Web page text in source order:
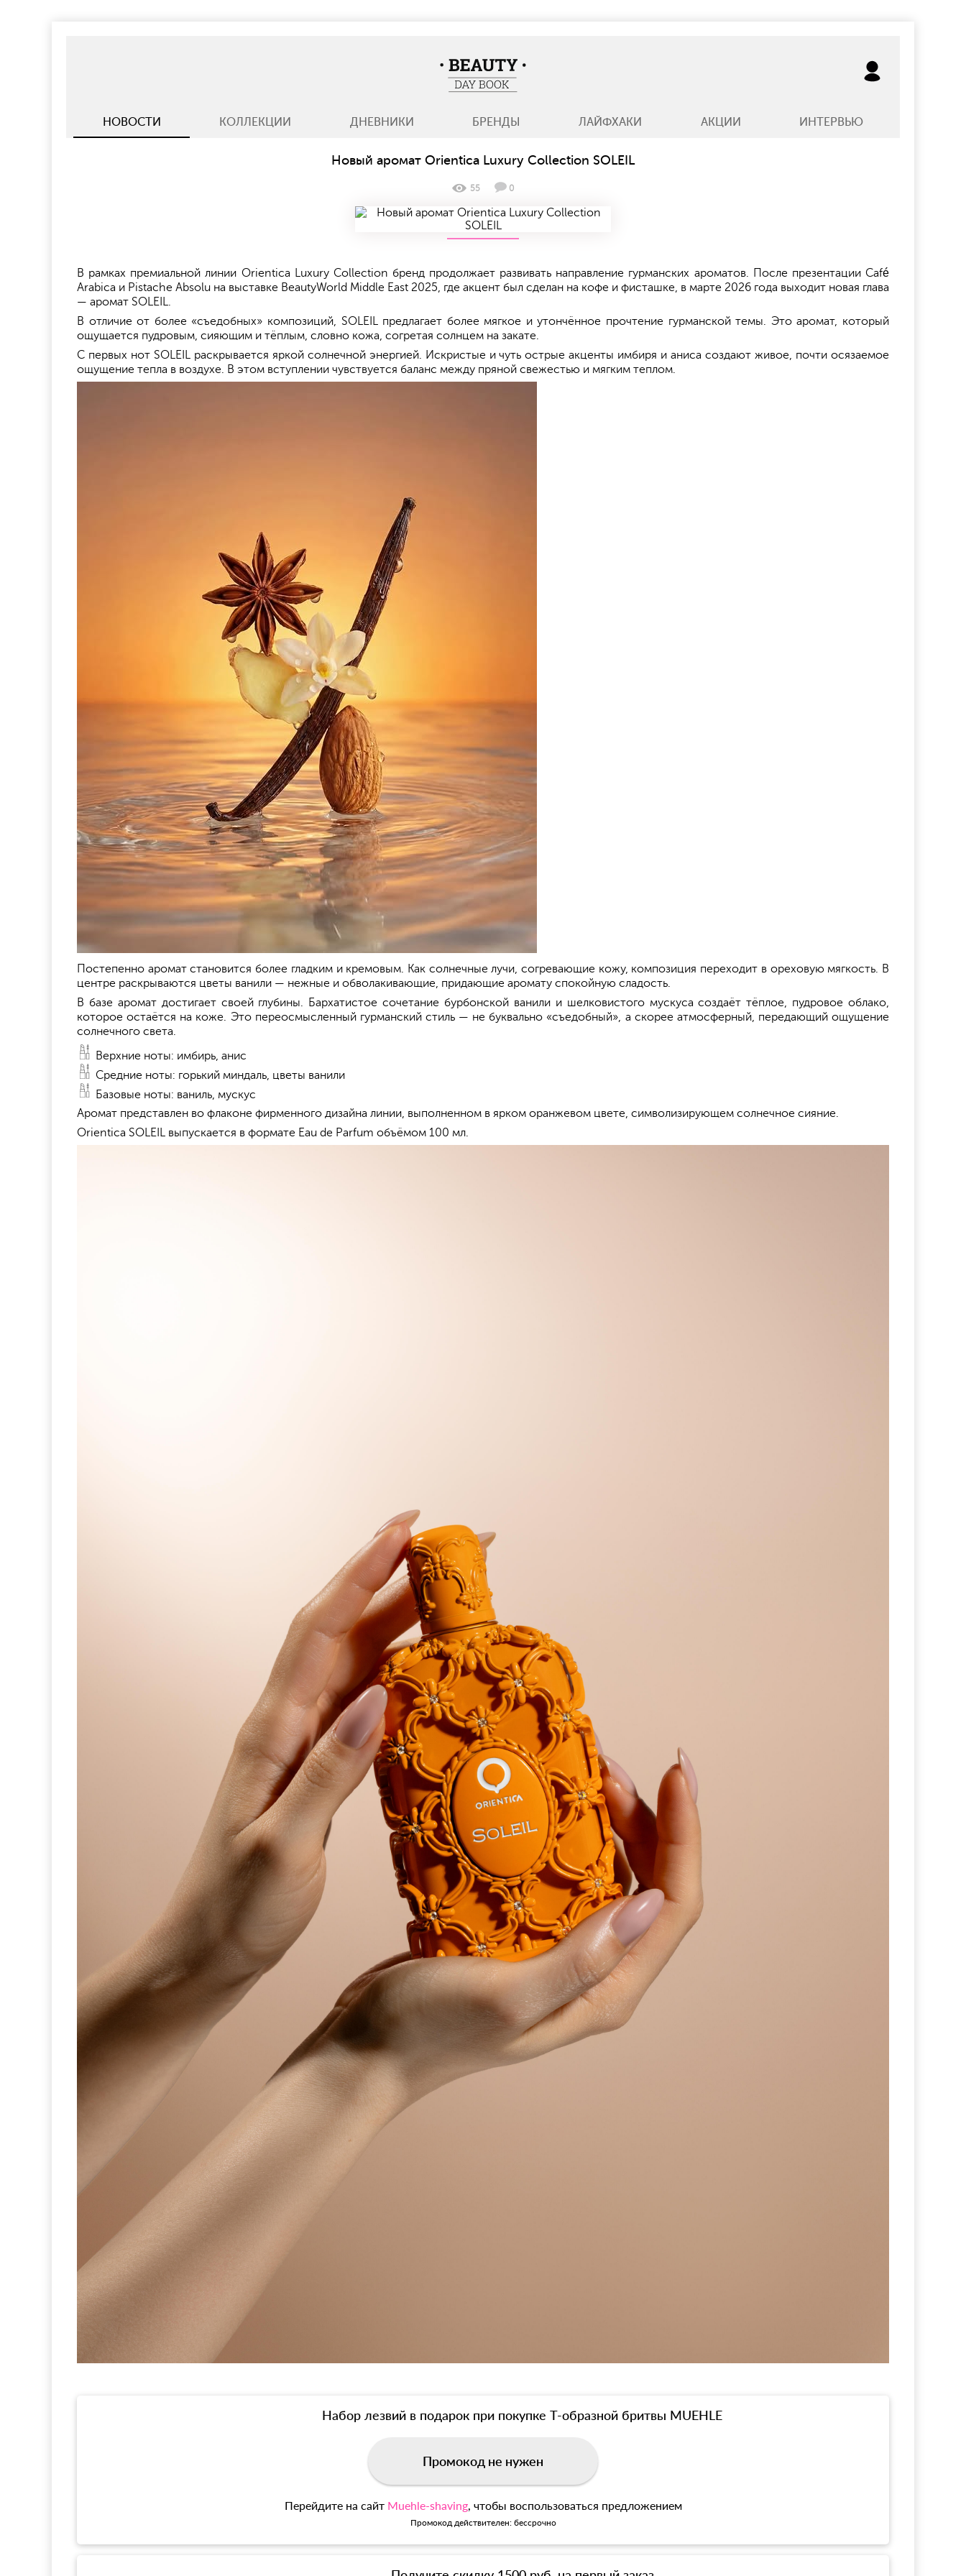
НОВОСТИ КОЛЛЕКЦИИ ДНЕВНИКИ БРЕНДЫ ЛАЙФХАКИ АКЦИИ ИНТЕРВЬЮ
BeautyDayBook
Новый аромат Orientica Luxury Collection SOLEIL
55 0
В рамках премиальной линии Orientica Luxury Collection бренд продолжает развивать направление гурманских ароматов. После презентации Café
Arabica и Pistache Absolu на выставке BeautyWorld Middle East 2025, где акцент был сделан на кофе и фисташке, в марте 2026 года выходит новая глава
— аромат SOLEIL.
В отличие от более «съедобных» композиций, SOLEIL предлагает более мягкое и утончённое прочтение гурманской темы. Это аромат, который
ощущается пудровым, сияющим и тёплым, словно кожа, согретая солнцем на закате.
С первых нот SOLEIL раскрывается яркой солнечной энергией. Искристые и чуть острые акценты имбиря и аниса создают живое, почти осязаемое
ощущение тепла в воздухе. В этом вступлении чувствуется баланс между пряной свежестью и мягким теплом.
Постепенно аромат становится более гладким и кремовым. Как солнечные лучи, согревающие кожу, композиция переходит в ореховую мягкость. В
центре раскрываются цветы ванили — нежные и обволакивающие, придающие аромату спокойную сладость.
В базе аромат достигает своей глубины. Бархатистое сочетание бурбонской ванили и шелковистого мускуса создаёт тёплое, пудровое облако,
которое остаётся на коже. Это переосмысленный гурманский стиль — не буквально «съедобный», а скорее атмосферный, передающий ощущение
солнечного света.
Верхние ноты: имбирь, анис
Средние ноты: горький миндаль, цветы ванили
Базовые ноты: ваниль, мускус
Аромат представлен во флаконе фирменного дизайна линии, выполненном в ярком оранжевом цвете, символизирующем солнечное сияние.
Orientica SOLEIL выпускается в формате Eau de Parfum объёмом 100 мл.
Набор лезвий в подарок при покупке Т-образной бритвы MUEHLE
Промокод не нужен
Перейдите на сайт Muehle-shaving, чтобы воспользоваться предложением
Промокод действителен: бессрочно